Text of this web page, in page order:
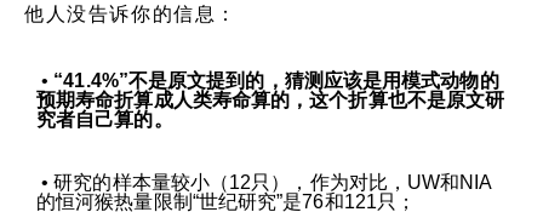
他人没告诉你的信息：
• “41.4%”不是原文提到的，猜测应该是用模式动物的
预期寿命折算成人类寿命算的，这个折算也不是原文研
究者自己算的。
• 研究的样本量较小（12只），作为对比，UW和NIA
的恒河猴热量限制“世纪研究”是76和121只；